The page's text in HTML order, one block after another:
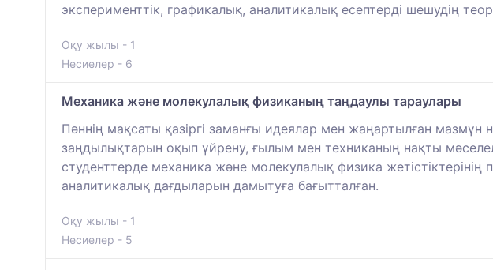
эксперименттік, графикалық, аналитикалық есептерді шешудің
Оқу жылы - 1
Несиелер - 6
Механика және молекулалық физиканың таңдаулы тараулары
Пәннің мақсаты қазіргі заманғы идеялар мен жаңартылған мазмұн
заңдылықтарын оқып үйрену, ғылым мен техниканың нақты
студенттерде механика және молекулалық физика
аналитикалық дағдыларын дамытуға бағытталған.
Оқу жылы - 1
Несиелер - 5